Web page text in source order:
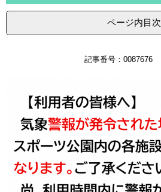
ページ内目次
記事番号：0087676